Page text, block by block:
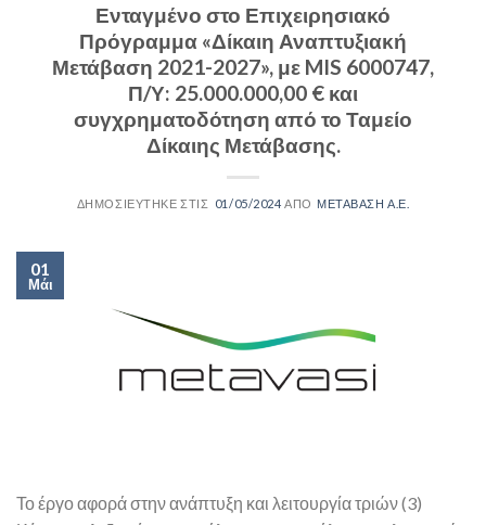
Ενταγμένο στο Επιχειρησιακό
Πρόγραμμα «Δίκαιη Αναπτυξιακή
Μετάβαση 2021-2027», με MIS 6000747,
Π/Υ: 25.000.000,00 € και
συγχρηματοδότηση από το Ταμείο
Δίκαιης Μετάβασης.
01/05/2024 ΜΕΤΑΒΑΣΗ Α.Ε.
01
Μάι
Το έργο αφορά στην ανάπτυξη και λειτουργία τριών (3)